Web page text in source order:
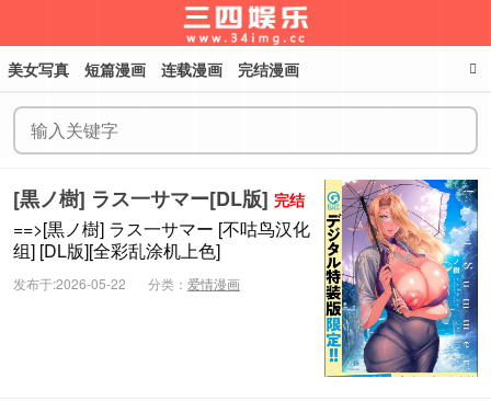
美女写真 短篇漫画 连载漫画 完结漫画
[黒ノ樹] ラス一サマー[DL版] 完结
==>[黒ノ樹] ラス一サマー [不咕鸟汉化
组] [DL版][全彩乱涂机上色]
发布于:2026-05-22 分类： 爱情漫画